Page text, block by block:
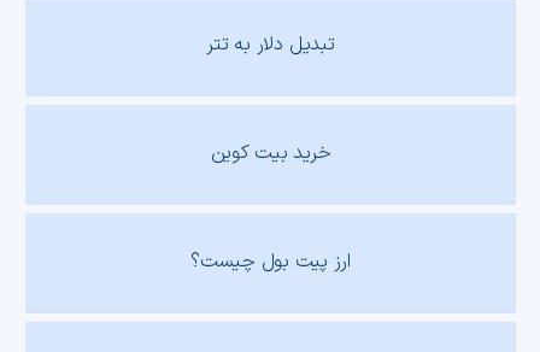
تبدیل دلار به تتر
خرید بیت کوین
ارز پیت بول چیست؟